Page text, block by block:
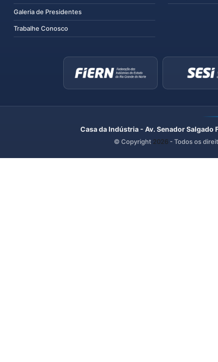
Galeria de Presidentes
Trabalhe Conosco
Casa da Indústria - Av. Senador
© Copyright 2026 - Todos os